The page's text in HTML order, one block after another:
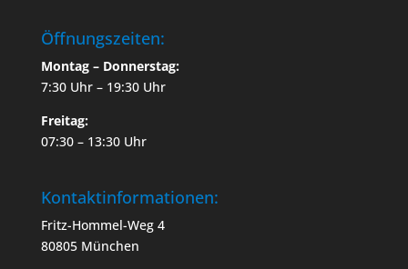
Öffnungszeiten:
Montag – Donnerstag:
7:30 Uhr – 19:30 Uhr
Freitag:
07:30 – 13:30 Uhr
Kontaktinformationen:
Fritz-Hommel-Weg 4
80805 München